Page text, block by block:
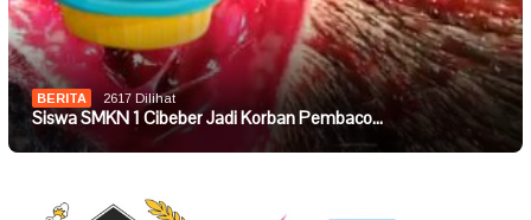
BERITA 2617 Dilihat
Siswa SMKN 1 Cibeber Jadi Korban Pembaco…